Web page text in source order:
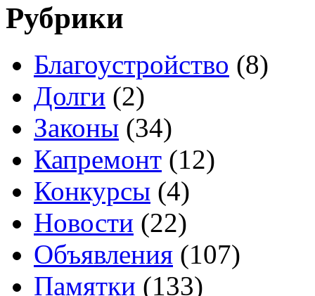
Рубрики
Благоустройство (8)
Долги (2)
Законы (34)
Капремонт (12)
Конкурсы (4)
Новости (22)
Объявления (107)
Памятки (133)